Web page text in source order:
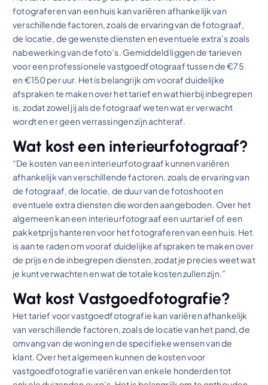
fotograferen van een huis kan variëren afhankelijk van
verschillende factoren, zoals de ervaring van de fotograaf,
de locatie, de gewenste diensten en eventuele extra’s zoals
nabewerking van de foto’s. Gemiddeld liggen de tarieven
voor een professionele vastgoedfotograaf tussen de €75
en €150 per uur. Het is belangrijk om vooraf duidelijke
afspraken te maken over het tarief en wat hierbij inbegrepen
is, zodat zowel jij als de fotograaf weten wat er verwacht
wordt en er geen verrassingen zijn achteraf.
Wat kost een interieurfotograaf?
“De kosten van een interieurfotograaf kunnen variëren
afhankelijk van verschillende factoren, zoals de ervaring van
de fotograaf, de locatie, de duur van de fotoshoot en
eventuele extra diensten die worden aangeboden. Over het
algemeen kan een interieurfotograaf een uurtarief of een
pakketprijs hanteren voor het fotograferen van een huis. Het
is aan te raden om vooraf duidelijke afspraken te maken over
de prijs en de inbegrepen diensten, zodat je precies weet wat
je kunt verwachten en wat de totale kosten zullen zijn.”
Wat kost Vastgoedfotografie?
Het tarief voor vastgoedfotografie kan variëren afhankelijk
van verschillende factoren, zoals de locatie van het pand, de
omvang van de woning en de specifieke wensen van de
klant. Over het algemeen kunnen de kosten voor
vastgoedfotografie variëren van enkele honderden tot